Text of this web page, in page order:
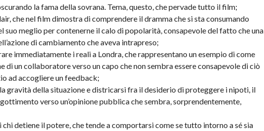
la fama della sovrana. Tema, questo, che pervade tutto il film;
che nel film dimostra di comprendere il dramma che si sta consumando
suo meglio per contenerne il calo di popolarità, consapevole del fatto che una
di cambiamento che aveva intrapreso;
immediatamente i reali a Londra, che rappresentano un esempio di come
di un collaboratore verso un capo che non sembra essere consapevole di ciò
ad accogliere un feedback;
gravità della situazione e districarsi fra il desiderio di proteggere i nipoti, il
verso un’opinione pubblica che sembra, sorprendentemente,
detiene il potere, che tende a comportarsi come se tutto intorno a sé sia